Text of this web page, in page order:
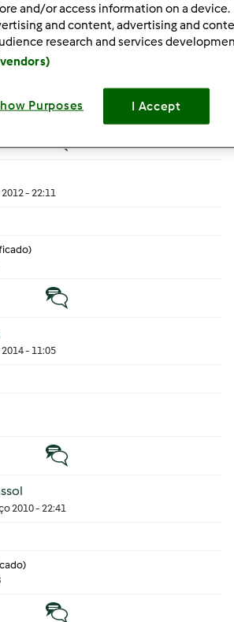
varoma
2014 - 10:46
- 22:11
Tópico normal
- 11:05
Tópico normal
2010 - 22:41
Tópico normal
and/or access information on a device.
and content, advertising and
research and services
Purposes I Accept